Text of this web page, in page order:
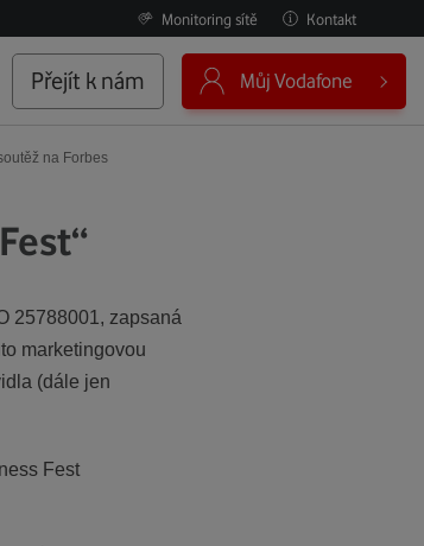
Kontakt
Monitoring sítě
Přejít k nám Můj Vodafone
na Forbes
25788001, zapsaná
marketingovou
(dále jen
Fest